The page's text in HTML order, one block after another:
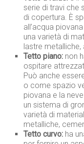
serie di travi che
di copertura. È
all’acqua
una varietà di
lastre
Tetto piano: non
ospitare
Può anche
o come spazio
piovana e la
un sistema di
varietà di
metalliche,
Tetto curvo: ha